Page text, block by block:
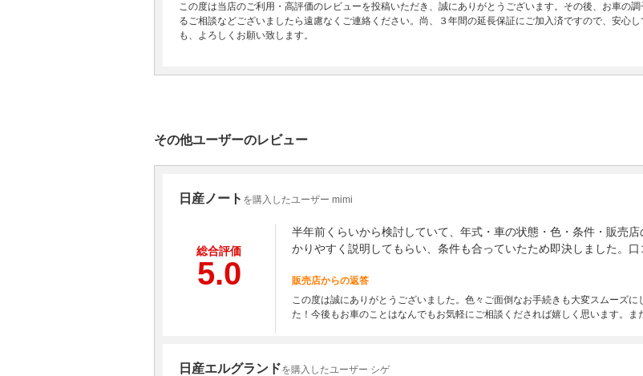
この度は当店のご利用・高評価のレビューを投稿いただき、誠にありがとうございます。その後、お車の
るご相談などございましたら遠慮なくご連絡ください。尚、３年間の延長保証にご加入済ですので、安心
も、よろしくお願い致します。
その他ユーザーのレビュー
日産ノート を購入したユーザー mimi
総合評価
5.0
半年前くらいから検討していて、年式・車の状態・色・条件・販売
かりやすく説明してもらい、条件も合っていたため即決しました。
販売店からの返答
この度は誠にありがとうございました。色々ご面倒なお手続きも大変スムーズ
た！今後もお車のことはなんでもお気軽にご相談くだされば嬉しく思います。ま
日産エルグランドを購入したユーザー シゲ